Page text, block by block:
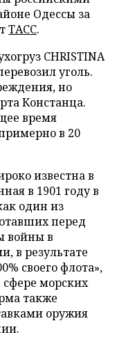
Одессы за
ТАСС.
CHRISTINA
уголь.
но
Констанца.
время
в 20
известна в
в 1901 году в
один из
перед
войны в
в результате
своего флота»,
сфере морских
также
оружия